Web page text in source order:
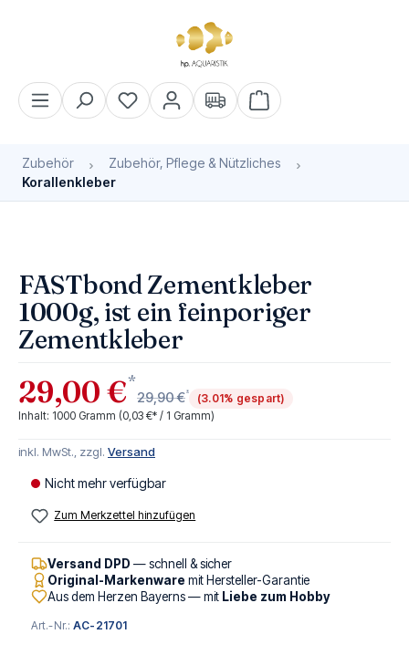
Warenkorb enthält 0
Zubehör
Zubehör, Pflege & Nützliches
Korallenkleber
FASTbond Zementkleber
1000g, ist ein feinporiger
Zementkleber
29,00 €*
29,90 €*
(3.01% gespart)
Inhalt: 1000 Gramm (0,03 €* / 1 Gramm)
inkl. MwSt., zzgl. Versand
Nicht mehr verfügbar
Zum Merkzettel hinzufügen
Versand DPD — schnell & sicher
Original-Markenware mit Hersteller-Garantie
Aus dem Herzen Bayerns — mit Liebe zum Hobby
Art.-Nr.:AC-21701